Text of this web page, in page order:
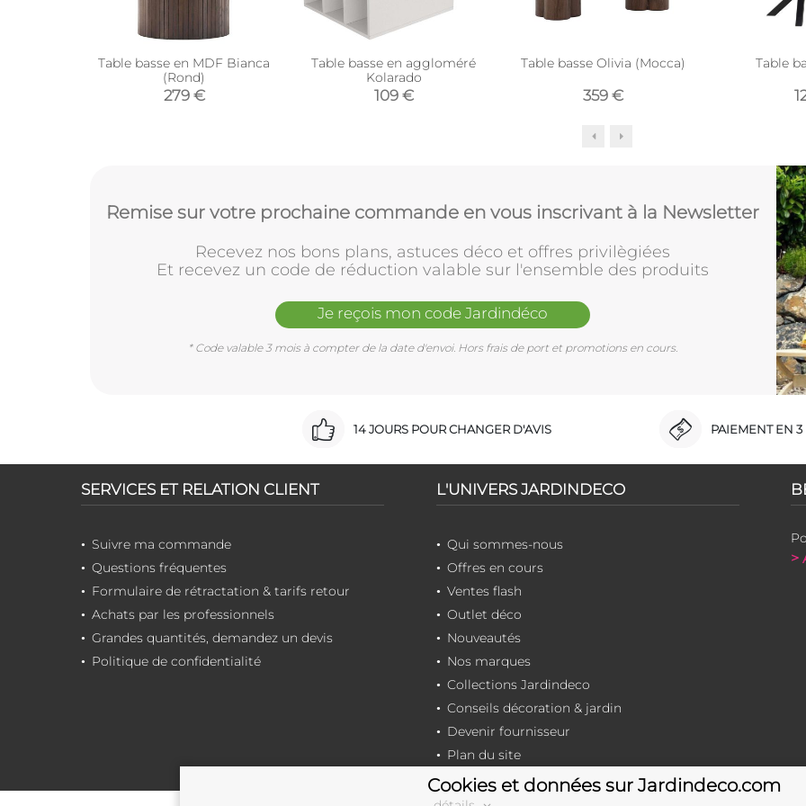
Table basse en MDF Bianca
(Rond)
279 €
Table basse en aggloméré
Kolarado
109 €
Table basse Olivia (Mocca)
359 €
Table
Remise sur votre prochaine commande en vous inscrivant à la Newsletter
Recevez nos bons plans, astuces déco et offres privilègiées
Et recevez un code de réduction valable sur l'ensemble des produits
Je reçois mon code Jardindéco
* Code valable 3 mois à compter de la date d'envoi. Hors frais de port et promotions en cours.
14 JOURS POUR CHANGER D'AVIS PAIEMENT EN 3
SERVICES ET RELATION CLIENT
Suivre ma commande
Questions fréquentes
Formulaire de rétractation & tarifs retour
Achats par les professionnels
Grandes quantités, demandez un devis
Politique de confidentialité
L'UNIVERS JARDINDECO
Qui sommes-nous
Offres en cours
Ventes flash
Outlet déco
Nouveautés
Nos marques
Collections Jardindeco
Conseils décoration & jardin
Devenir fournisseur
Plan du site
>
Cookies et données sur Jardindeco.com